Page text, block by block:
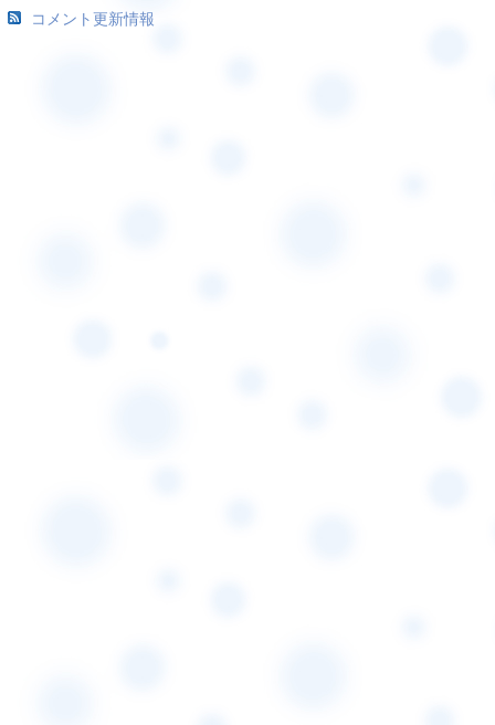
コメント更新情報